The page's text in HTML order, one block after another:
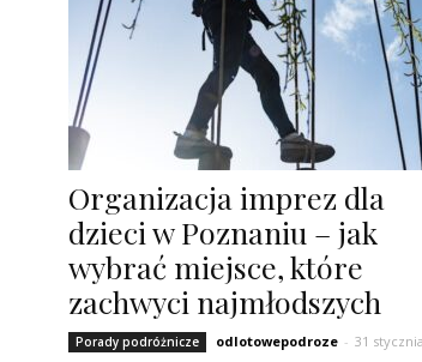
Organizacja imprez dla
dzieci w Poznaniu – jak
wybrać miejsce, które
zachwyci najmłodszych
Porady podróżnicze odlotowepodroze - 31